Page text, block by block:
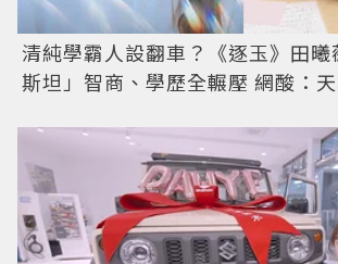
清純學霸人設翻車？《逐玉》田曦
斯坦」智商、學歷全輾壓 網酸：